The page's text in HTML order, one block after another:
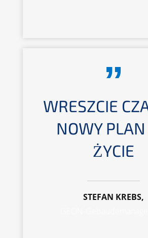
WRESZCIE
NOWY
ŻYCIE
STEFAN KREBS,